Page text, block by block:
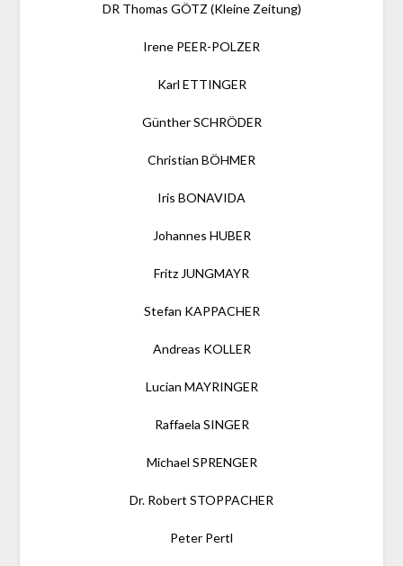
DR Thomas GÖTZ (Kleine Zeitung)
Irene PEER-POLZER
Karl ETTINGER
Günther SCHRÖDER
Christian BÖHMER
Iris BONAVIDA
Johannes HUBER
Fritz JUNGMAYR
Stefan KAPPACHER
Andreas KOLLER
Lucian MAYRINGER
Raffaela SINGER
Michael SPRENGER
Dr. Robert STOPPACHER
Peter Pertl